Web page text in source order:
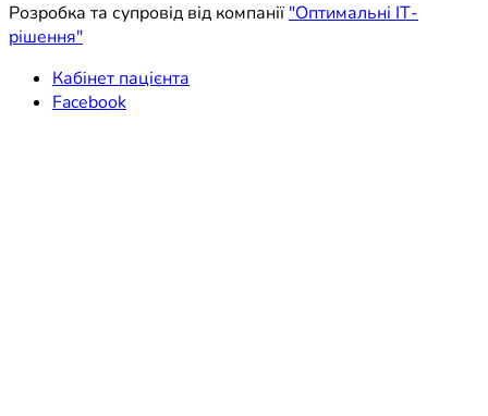
Розробка та супровід від компанії "Оптимальні ІТ-
рішення"
Кабінет пацієнта
Facebook